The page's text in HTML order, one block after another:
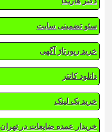
سئو تضمینی سایت
خرید رپورتاژ آگهی
دانلود کانتر
خرید بک لینک
خریدار عمده ضایعات در تهران